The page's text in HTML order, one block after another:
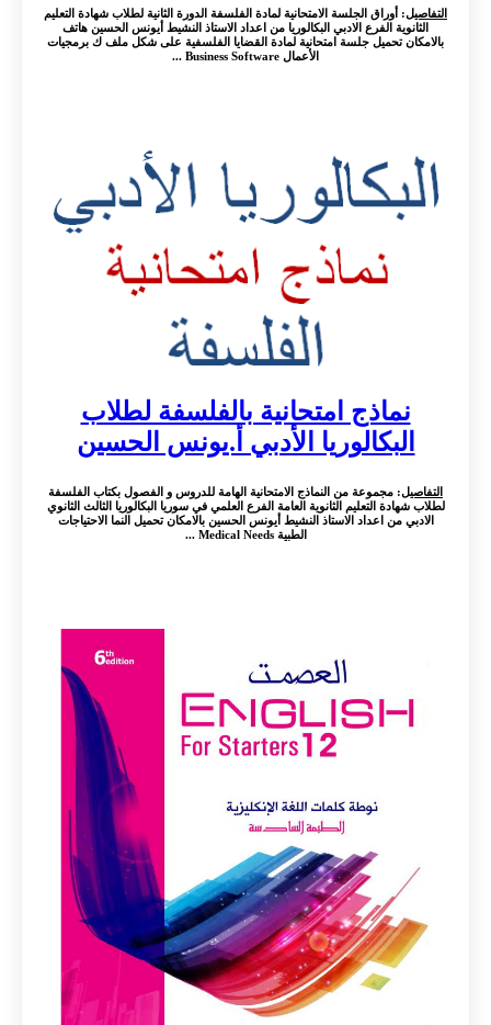
التفاصيل: أوراق الجلسة الامتحانية لمادة الفلسفة الدورة الثانية لطلاب شهادة التعليم
الثانوية الفرع الادبي البكالوريا من اعداد الاستاذ النشيط أيونس الحسين هاتف
بالامكان تحميل جلسة امتحانية لمادة القضايا الفلسفية على شكل ملف ك برمجيات
الأعمال Business Software ...
نماذج امتحانية بالفلسفة لطلاب
البكالوريا الأدبي أ.يونس الحسين
التفاصيل: مجموعة من النماذج الامتحانية الهامة للدروس و الفصول بكتاب الفلسفة
لطلاب شهادة التعليم الثانوية العامة الفرع العلمي في سوريا البكالوريا الثالث الثانوي
الادبي من اعداد الاستاذ النشيط أيونس الحسين بالامكان تحميل النما الاحتياجات
الطبية Medical Needs ...